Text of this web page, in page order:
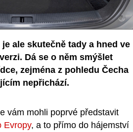
ale skutečně tady a hned ve
Dá se o něm smýšlet
zejména z pohledu Čecha
nepřichází.
vám mohli poprvé představit
Evropy, a to přímo do hájemství